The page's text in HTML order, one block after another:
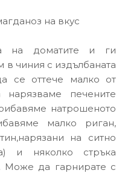
на вкус
на доматите и ги
в чиния с издълбаната
се оттече малко от
печените
натрошеното
малко риган,
на ситно
и няколко стръка
Може да гарнирате с